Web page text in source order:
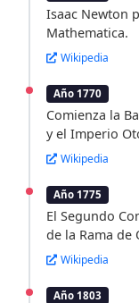
Isaac Newton
Mathematica.
Wikipedia
Año 1770
Comienza la
y el Imperio
Wikipedia
Año 1775
El Segundo
de la Rama de
Wikipedia
Año 1803